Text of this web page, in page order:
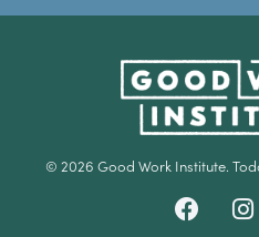
© 2026 Good Work Institute.